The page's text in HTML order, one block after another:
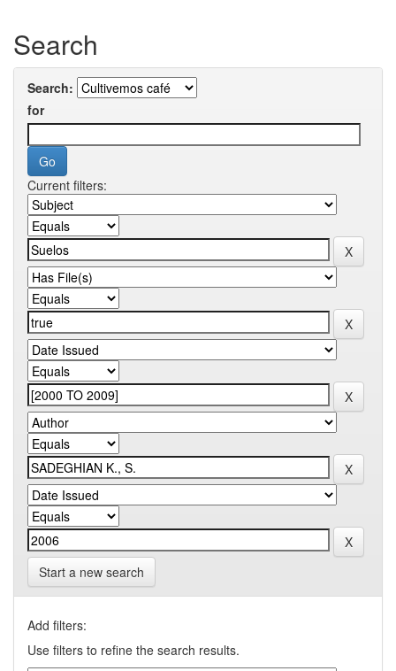
Search
Search:
for
Current filters:
Start a new search
Add filters:
Use filters to refine the search results.